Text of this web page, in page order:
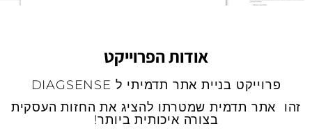
אודות הפרוייקט
פרוייקט בניית אתר תדמיתי ל DIAGSENSE
זהו אתר תדמית שמטרתו להציג את החזות העסקית
בצורה איכותית ביותר!